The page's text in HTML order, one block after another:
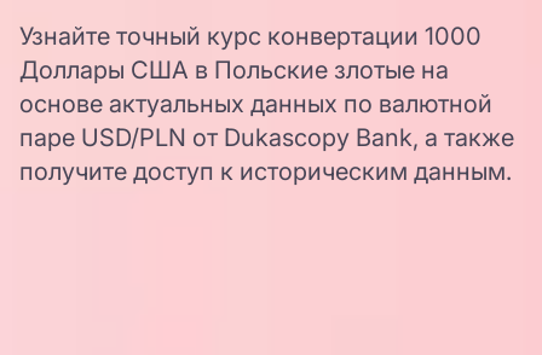
Узнайте точный курс конвертации 1000
Доллары США в Польские злотые на
основе актуальных данных по валютной
паре USD/PLN от Dukascopy Bank, а также
получите доступ к историческим данным.